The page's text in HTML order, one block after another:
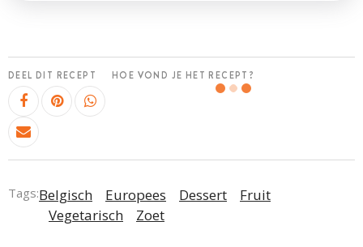
DEEL DIT RECEPT HOE VOND JE HET RECEPT?
Tags:Belgisch Europees Dessert
Fruit
Vegetarisch
Zoet